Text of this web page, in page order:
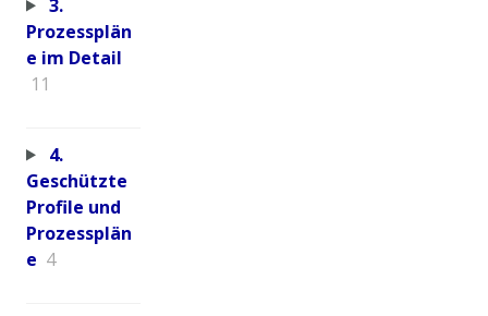
3.
Prozessplän
e im Detail
11
4.
Geschützte
Profile und
Prozessplän
e 4